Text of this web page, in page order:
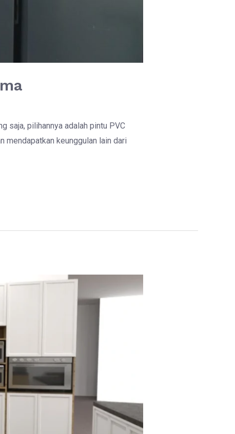
saja, pilihannya adalah pintu PVC
mendapatkan keunggulan lain dari